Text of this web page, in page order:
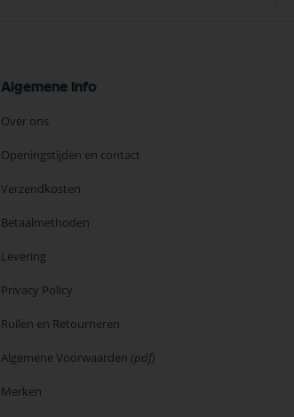
Algemene Info
Over ons
Openingstijden en contact
Verzendkosten
Betaalmethoden
Levering
Privacy Policy
Ruilen en Retourneren
Algemene Voorwaarden (pdf)
Merken